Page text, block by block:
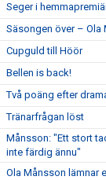
Seger i
Säsongen över –
Cupguld till Höör
Bellen is back!
Två poäng efter
Tränarfrågan löst
Månsson: "Ett stort
inte färdig ännu"
Ola Månsson lämnar